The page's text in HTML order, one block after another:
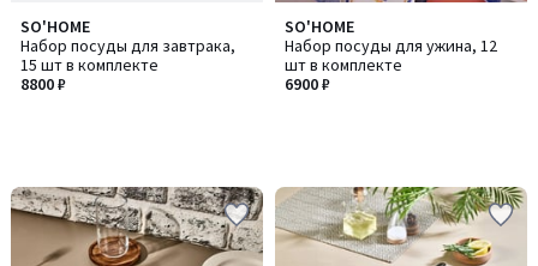
SO'HOME
Набор посуды для завтрака,
15 шт в комплекте
8800 ₽
SO'HOME
Набор посуды для ужина, 12
шт в комплекте
6900 ₽